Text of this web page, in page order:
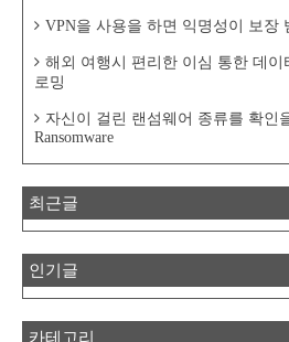
VPN을 사용을 하면 익명성이 보장
해외 여행시 편리한 이심 통한 데이
로밍
자신이 걸린 랜섬웨어 종류를 확인
Ransomware
최근글
인기글
카테고리